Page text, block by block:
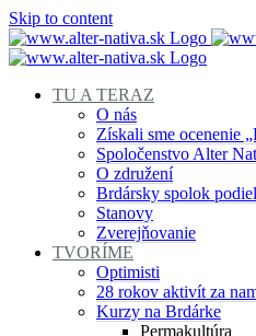
Skip to content
TU A TERAZ
O nás
Získali sme ocenenie
Spoločenstvo Alter
O združení
Brdársky spolok
Stanovy
Zverejňovanie
TVORÍME
Optimisti
28 rokov aktivít za
Kurzy na Brdárke
Permakultúra